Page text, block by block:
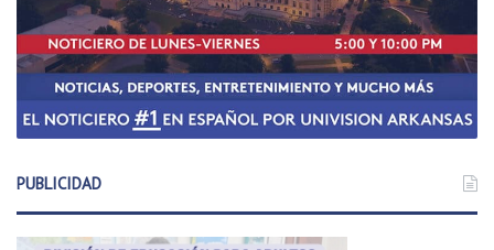
PUBLICIDAD